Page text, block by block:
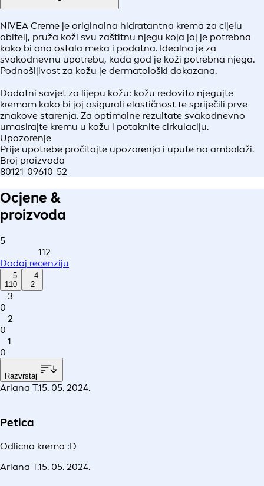
NIVEA Creme je originalna hidratantna krema za cijelu
obitelj, pruža koži svu zaštitnu njegu koja joj je potrebna
kako bi ona ostala meka i podatna. Idealna je za
svakodnevnu upotrebu, kada god je koži potrebna njega.
Podnošljivost za kožu je dermatološki dokazana.
Dodatni savjet za lijepu kožu: kožu redovito njegujte
kremom kako bi joj osigurali elastičnost te spriječili prve
znakove starenja. Za optimalne rezultate svakodnevno
umasirajte kremu u kožu i potaknite cirkulaciju.
Upozorenje
Prije upotrebe pročitajte upozorenja i upute na ambalaži.
Broj proizvoda
80121-09610-52
Ocjene &
proizvoda
5
112
Dodaj recenziju
5
110
4
2
3
0
2
0
1
0
Razvrstaj
Ariana T.15. 05. 2024.
Petica
Odlicna krema :D
Ariana T.15. 05. 2024.